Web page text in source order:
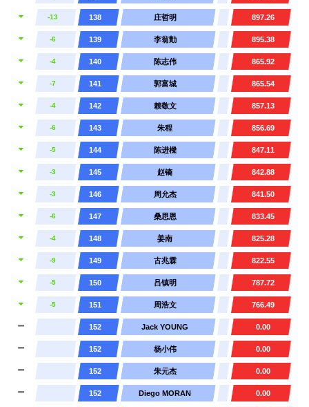
-13 138 庄哲明 897.26
-6 139 李翁勣 895.38
-4 140 陈志伟 865.92
-7 141 郭富城 865.54
-4 142 赖敬文 857.13
-6 143 朱程 856.69
-5 144 陈进樑 847.11
-3 145 赵镝 842.88
-3 146 周允杰 841.50
-6 147 桑思恩 833.45
-4 148 姜南 825.28
-9 149 古兆霖 822.55
-5 150 吕镇明 787.72
-5 151 周浩文 766.49
152 Jack YOUNG 0.00
152 杨小伟 0.00
152 朱元杰 0.00
152 Diego MORAN 0.00